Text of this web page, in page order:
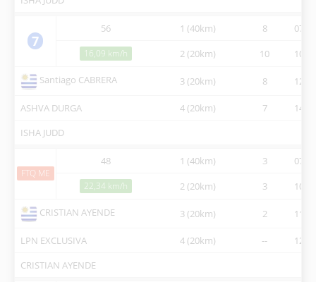
7
56 1 (40km) 8
16,09 km/h 2 (20km) 10
Santiago CABRERA 3 (20km) 8
ASHVA DURGA 4 (20km) 7
ISHA JUDD
FTQ ME
48 1 (40km) 3
22,34 km/h 2 (20km) 3
CRISTIAN AYENDE 3 (20km) 2
LPN EXCLUSIVA 4 (20km) --
CRISTIAN AYENDE